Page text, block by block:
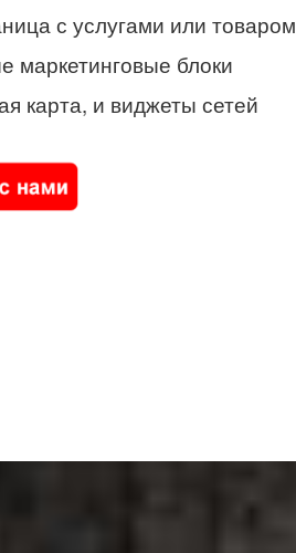
с услугами или товаром
маркетинговые блоки
карта, и виджеты сетей